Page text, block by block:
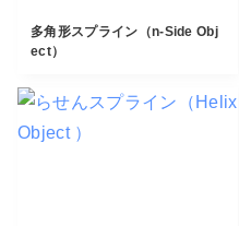
多角形スプライン（n-Side Obj
ect）